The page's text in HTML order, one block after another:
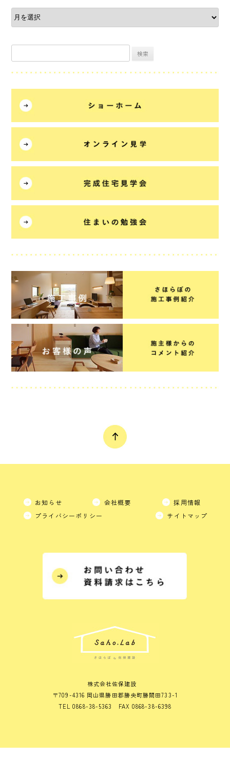
お知らせ 会社概要
採用情報
プライバシーポリシー
サイトマップ
株式会社佐保建設
〒709-4316 岡山県勝田郡勝央町勝間田733-1
TEL 0868-38-5363 FAX 0868-38-6398